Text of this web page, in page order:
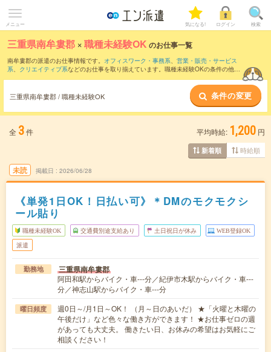
メニュー 気になる! ログイン 検索
三重県南牟婁郡 ×職種未経験OK のお仕事一覧
南牟婁郡の派遣のお仕事情報です。 オフィスワーク・事務系、 営業・販売・サービス
系、 クリエイティブ系などのお仕事を取り揃えています。職種未経験OKの条件の他
三重県南牟婁郡 / 職種未経験OK 条件の変更
全 3件 平均時給: 1,200 円
新着順 時給順
未読 掲載日 2026/06/28
《単発1日OK！日払い可》＊DMのモクモクシ
ール貼り
職種未経験OK 交通費別途支給あり 土日祝日が休み WEB登録OK
派遣
勤務地 三重県南牟婁郡
阿田和駅からバイク・車---分／紀伊市木駅からバイク・車---
分／神志山駅からバイク・車---分
曜日頻度
週0日～/月1日～OK！ （月～日のあいだ） ★「火曜と木曜の
午後だけ」など色々な働き方ができます！ ★お仕事ゼロの週
があっても大丈夫。 働きたい日、お休みの希望はお気軽にご
相談ください！